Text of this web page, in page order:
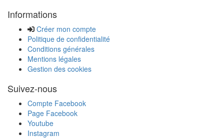
Informations
Créer mon compte
Politique de confidentialité
Conditions générales
Mentions légales
Gestion des cookies
Suivez-nous
Compte Facebook
Page Facebook
Youtube
Instagram